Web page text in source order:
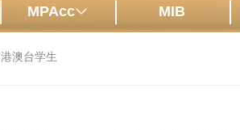
MPAcc MIB
港澳台学生